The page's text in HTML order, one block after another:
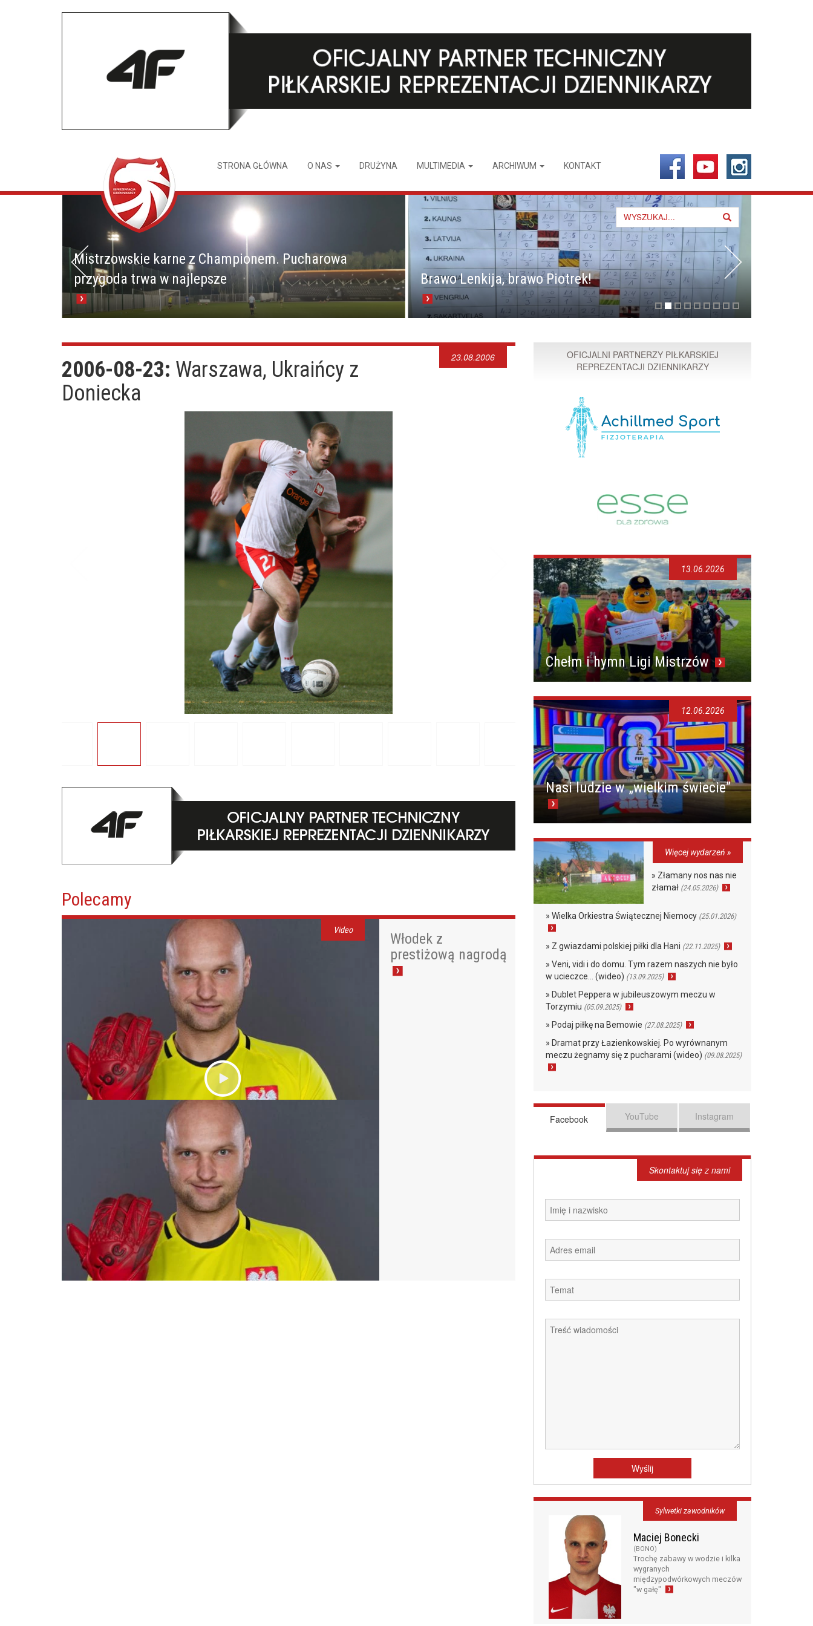
STRONA GŁÓWNA O NAS DRUŻYNA MULTIMEDIA ARCHIWUM KONTAKT
Search
for
Mistrzowskie karne z Championem. Pucharowa
przygoda trwa w najlepsze
Brawo Lenkija, brawo Piotrek!
23.08.2006
2006-08-23: Warszawa, Ukraińcy z
Doniecka
Polecamy
Video
Włodek z
prestiżową nagrodą
OFICJALNI PARTNERZY PIŁKARSKIEJ
REPREZENTACJI DZIENNIKARZY
Chełm i hymn Ligi Mistrzów
13.06.2026
Nasi ludzie w „wielkim świecie”
12.06.2026
Więcej wydarzeń »
» Złamany nos nas nie
złamał (24.05.2026)
» Wielka Orkiestra Świątecznej Niemocy (25.01.2026)
» Z gwiazdami polskiej piłki dla Hani (22.11.2025)
» Veni, vidi i do domu. Tym razem naszych nie było
w ucieczce… (wideo) (13.09.2025)
» Dublet Peppera w jubileuszowym meczu w
Torzymiu (05.09.2025)
» Podaj piłkę na Bemowie (27.08.2025)
» Dramat przy Łazienkowskiej. Po wyrównanym
meczu żegnamy się z pucharami (wideo) (09.08.2025)
Facebook YouTube Instagram
Skontaktuj się z nami
Maciej Bonecki
(BONO)
Trochę zabawy w wodzie i kilka
wygranych
międzypodwórkowych meczów
"w gałę"
Sylwetki zawodników